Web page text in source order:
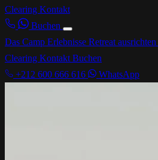
Clearing Kontakt
Buchen
Das Camp Erlebnisse Retreat ausrichten
Clearing Kontakt Buchen
+212 600 666 616
WhatsApp